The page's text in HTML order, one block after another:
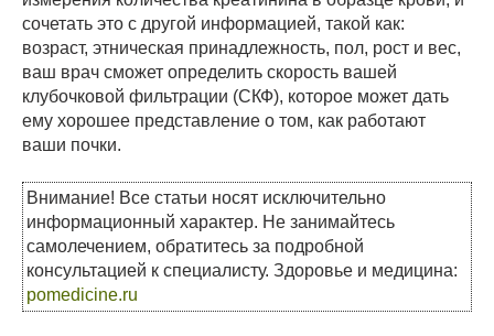
сочетать это с другой информацией, такой как:
возраст, этническая принадлежность, пол, рост и вес,
ваш врач сможет определить скорость вашей
клубочковой фильтрации (СКФ), которое может дать
ему хорошее представление о том, как работают
ваши почки.
Внимание! Все статьи носят исключительно
информационный характер. Не занимайтесь
самолечением, обратитесь за подробной
консультацией к специалисту. Здоровье и медицина:
pomedicine.ru